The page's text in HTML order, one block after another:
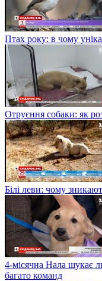
Птах року: в чому
Отруєння собаки: як
Білі леви: чому
4-місячна Нала шукає
багато команд